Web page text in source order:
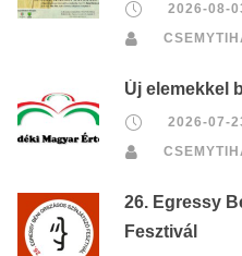
2026-08-
Új elemekkel
2026-07-
26. Egressy
Fesztivál